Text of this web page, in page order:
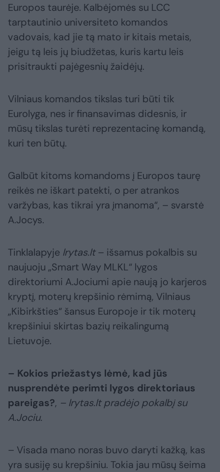
Europos taurėje. Kalbėjomės su LCC
tarptautinio universiteto komandos
vadovais, kad jie tą mato ir kitais metais,
jeigu tą leis jų biudžetas, kuris kartu leis
prisitraukti pajėgesnių žaidėjų.
Vilniaus komandos tikslas turi būti tik
Eurolyga, nes ir finansavimas didesnis, ir
mūsų tikslas turėti reprezentacinę komandą,
kuri ten būtų.
Galbūt kitoms komandoms į Europos taurę
reikės ne iškart patekti, o per atrankos
varžybas, kas tikrai yra įmanoma“, – svarstė
A.Jocys.
Tinklalapyje lrytas.lt– išsamus pokalbis su
naujuoju „Smart Way MLKL“ lygos
direktoriumi A.Jociumi apie naują jo karjeros
kryptį, moterų krepšinio rėmimą, Vilniaus
„Kibirkšties“ šansus Europoje ir tik moterų
krepšiniui skirtas bazių reikalingumą
Lietuvoje.
– Kokios priežastys lėmė, kad jūs
nusprendėte perimti lygos direktoriaus
pareigas?, – lrytas.lt pradėjo pokalbį su
A.Jociu.
– Visada mano noras buvo daryti kažką, kas
yra susiję su krepšiniu. Tokia jau mūsų šeima